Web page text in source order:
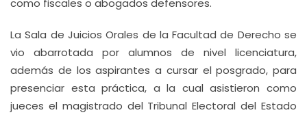
como fiscales o abogados defensores.
La Sala de Juicios Orales de la Facultad de Derecho se
vio abarrotada por alumnos de nivel licenciatura,
además de los aspirantes a cursar el posgrado, para
presenciar esta práctica, a la cual asistieron como
jueces el magistrado del Tribunal Electoral del Estado